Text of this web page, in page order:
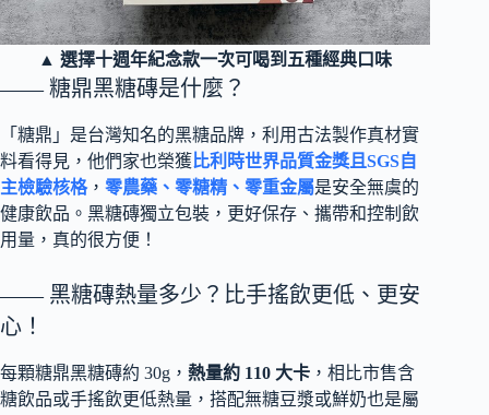
▲ 選擇十週年紀念款一次可喝到五種經典口味
—— 糖鼎黑糖磚是什麼？
「糖鼎」是台灣知名的黑糖品牌，利用古法製作真材實
料看得見，他們家也榮獲比利時世界品質金獎且SGS自
主檢驗核格， 零農藥、零糖精、零重金屬是安全無虞的
健康飲品。黑糖磚獨立包裝，更好保存、攜帶和控制飲
用量，真的很方便！
—— 黑糖磚熱量多少？比手搖飲更低、更安
心！
每顆糖鼎黑糖磚約 30g， 熱量約 110 大卡 ，相比市售含
糖飲品或手搖飲更低熱量，搭配無糖豆漿或鮮奶也是屬